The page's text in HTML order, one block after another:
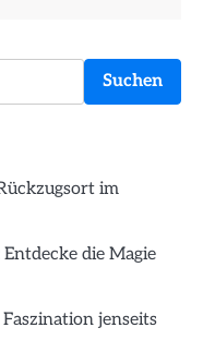
Suchen
im
die Magie
jenseits